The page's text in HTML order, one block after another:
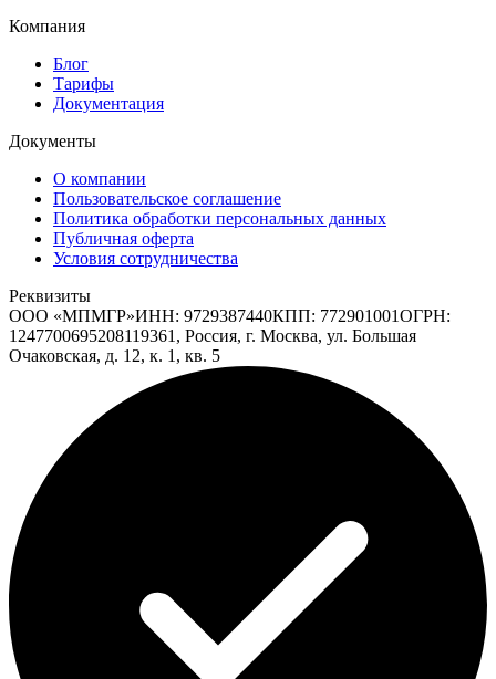
Компания
Блог
Тарифы
Документация
Документы
О компании
Пользовательское соглашение
Политика обработки персональных данных
Публичная оферта
Условия сотрудничества
Реквизиты
ООО «МПМГР»ИНН: 9729387440КПП: 772901001ОГРН:
1247700695208119361, Россия, г. Москва, ул. Большая
Очаковская, д. 12, к. 1, кв. 5